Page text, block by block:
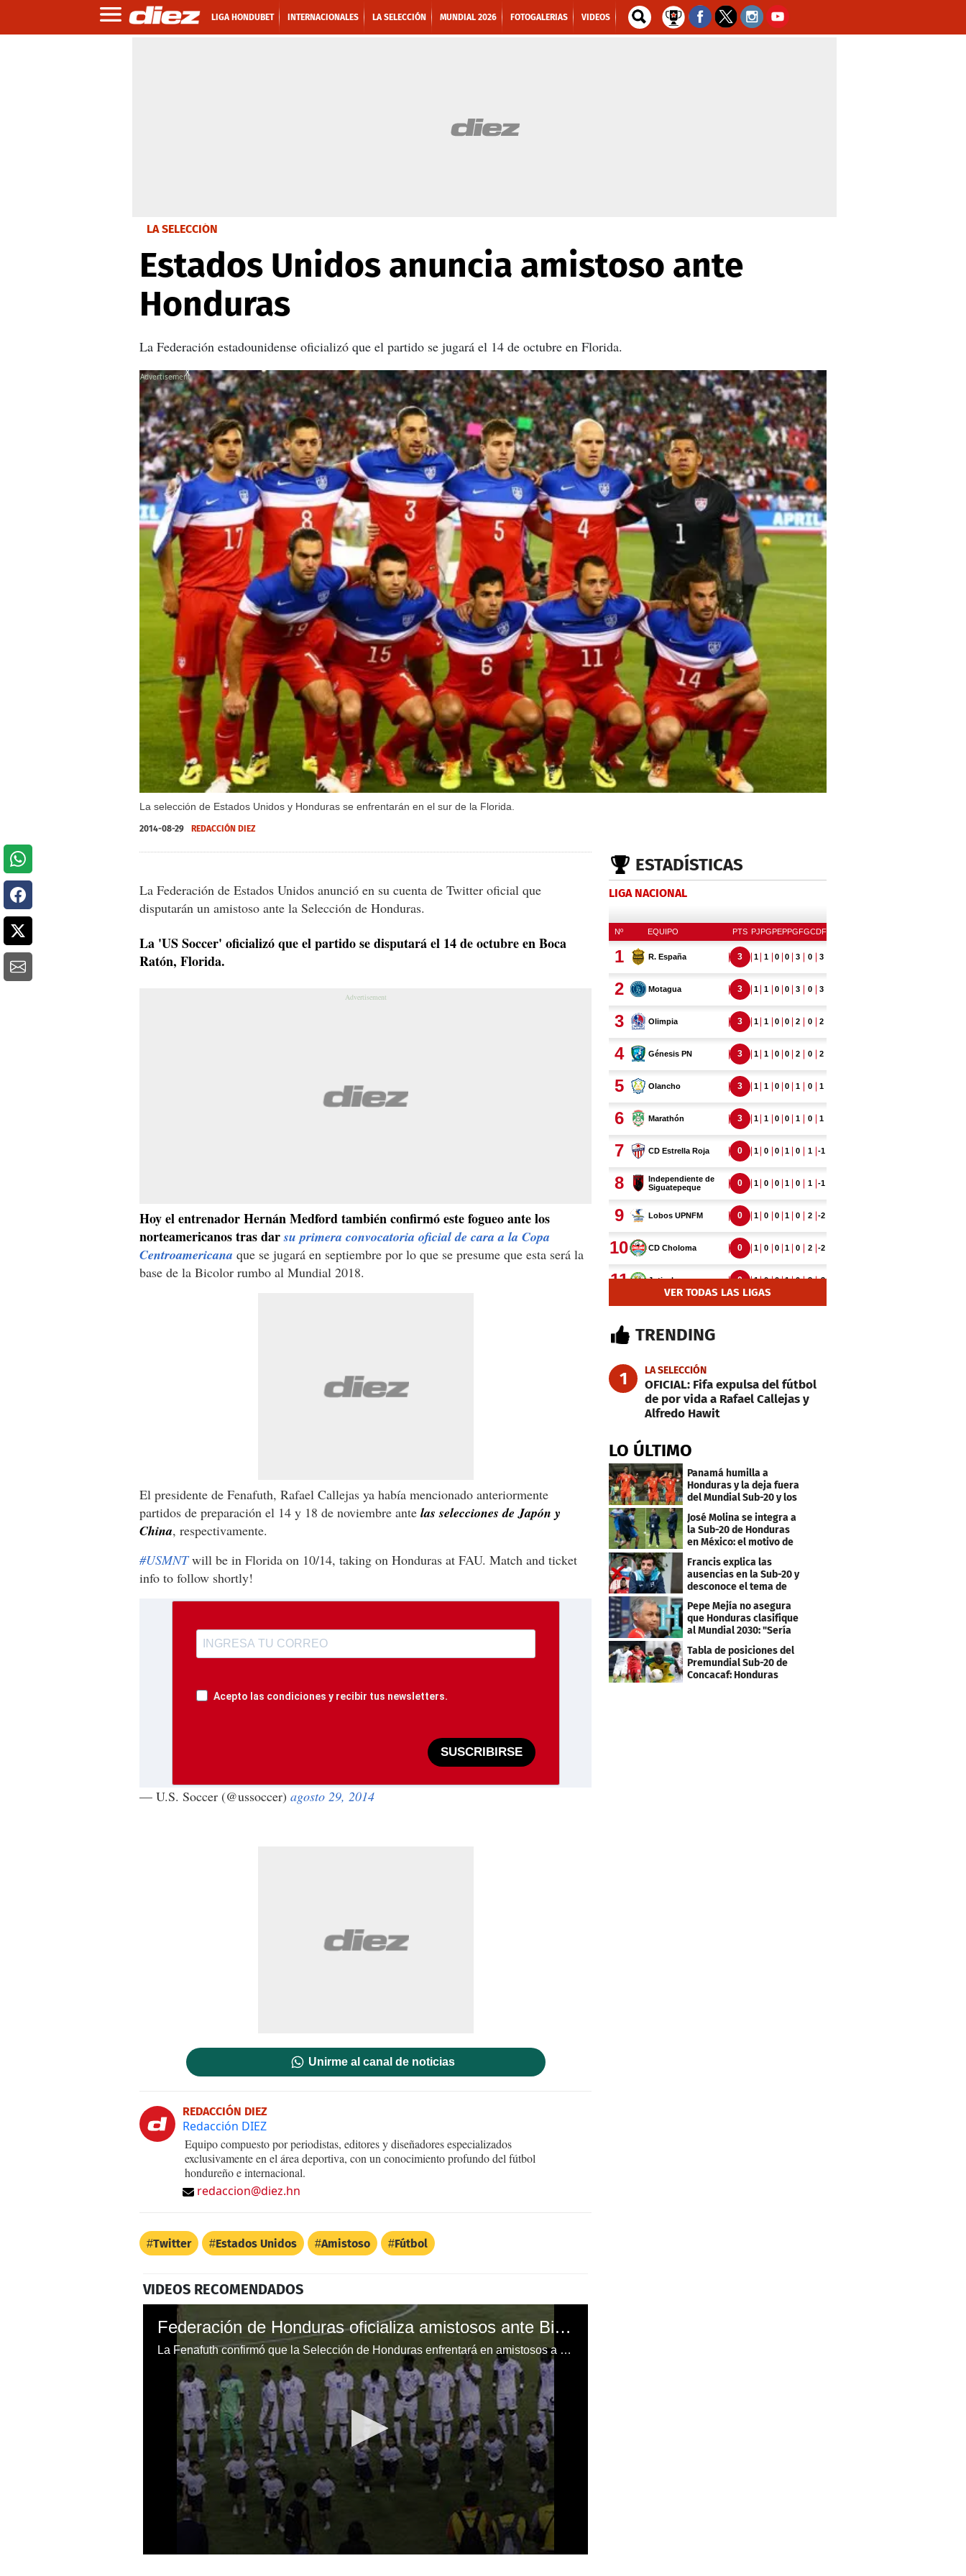
LIGA HONDUBET INTERNACIONALES LA SELECCIÓN MUNDIAL 2026 FOTOGALERIAS VIDEOS
LA SELECCIÓN
Estados Unidos anuncia amistoso ante
Honduras
La Federación estadounidense oficializó que el partido se jugará el 14 de octubre en Florida.
La selección de Estados Unidos y Honduras se enfrentarán en el sur de la Florida.
X
2014-08-29 REDACCIÓN DIEZ
La Federación de Estados Unidos anunció en su cuenta de Twitter oficial que
disputarán un amistoso ante la Selección de Honduras.
La 'US Soccer' oficializó que el partido se disputará el 14 de octubre en Boca
Ratón, Florida.
Hoy el entrenador Hernán Medford también confirmó este fogueo ante los
norteamericanos tras darsu primera convocatoria oficial de cara a la Copa
Centroamericana que se jugará en septiembre por lo que se presume que esta será la
base de la Bicolor rumbo al Mundial 2018.
El presidente de Fenafuth, Rafael Callejas ya había mencionado anteriormente
partidos de preparación el 14 y 18 de noviembre ante las selecciones de Japón y
China, respectivamente.
#USMNTwill be in Florida on 10/14, taking on Honduras at FAU. Match and ticket
info to follow shortly!
Acepto las condiciones y recibir tus newsletters.
SUSCRIBIRSE
— U.S. Soccer (@ussoccer) agosto 29, 2014
Unirme al canal de noticias
REDACCIÓN DIEZ
Redacción DIEZ
Equipo compuesto por periodistas, editores y diseñadores especializados
exclusivamente en el área deportiva, con un conocimiento profundo del fútbol
hondureño e internacional.
redaccion@diez.hn
Twitter Estados Unidos Amistoso Fútbol
VIDEOS RECOMENDADOS
Federación de Honduras oficializa amistosos ante Bielorrusia y Grecia en marzo en Europa
La Fenafuth confirmó que la Selección de Honduras enfrentará en amistosos a Bielorrusia y Grecia el 24 y 28 de marzo en Europa.
ESTADÍSTICAS
LIGA NACIONAL
VER TODAS LAS LIGAS
TRENDING
1 LA SELECCIÓN
OFICIAL: Fifa expulsa del fútbol
de por vida a Rafael Callejas y
Alfredo Hawit
LO ÚLTIMO
Panamá humilla a
Honduras y la deja fuera
del Mundial Sub-20 y los
Juegos Olímpicos
José Molina se integra a
la Sub-20 de Honduras
en México: el motivo de
su viaje
Francis explica las
ausencias en la Sub-20 y
desconoce el tema de
los tiktokers
Pepe Mejía no asegura
que Honduras clasifique
al Mundial 2030: "Sería
mentir"
Tabla de posiciones del
Premundial Sub-20 de
Concacaf: Honduras